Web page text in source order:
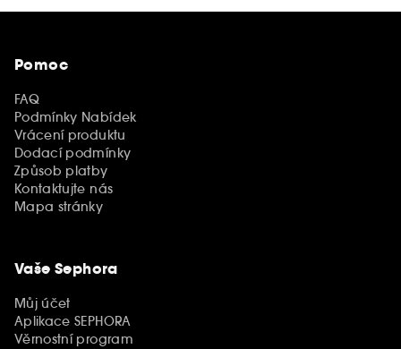
Pomoc
FAQ
Podmínky Nabídek
Vrácení produktu
Dodací podmínky
Způsob platby
Kontaktujte nás
Mapa stránky
Vaše Sephora
Můj účet
Aplikace SEPHORA
Věrnostní program